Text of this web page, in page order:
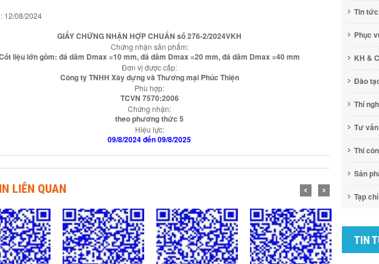
12/08/2024
GIẤY CHỨNG NHẬN HỢP CHUẨN số 276-2/2024VKH
Chứng nhận sản phẩm:
liệu lớn gồm: đá dăm Dmax =10 mm, đá dăm Dmax =20 mm, đá dăm Dmax =40 mm
Đơn vị được cấp:
Công ty TNHH Xây dựng và Thương mại Phúc Thiện
Phù hợp:
TCVN 7570:2006
Chứng nhận:
theo phương thức 5
Hiệu lực:
09/8/2024 đến 09/8/2025
LIÊN QUAN
Tin tức
Phục
KH &
Đào
Thí
Tư vấn
Thi
Sản
Tạp chí
TIN